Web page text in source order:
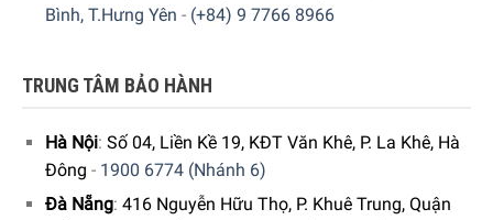
Bình, T.Hưng Yên - (+84) 9 7766 8966
TRUNG TÂM BẢO HÀNH
Hà Nội: Số 04, Liền Kề 19, KĐT Văn Khê, P. La Khê, Hà
Đông - 1900 6774 (Nhánh 6)
Đà Nẵng: 416 Nguyễn Hữu Thọ, P. Khuê Trung, Quận